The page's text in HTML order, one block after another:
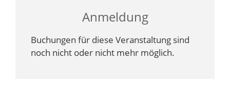
Anmeldung
Buchungen für diese Veranstaltung sind
noch nicht oder nicht mehr möglich.